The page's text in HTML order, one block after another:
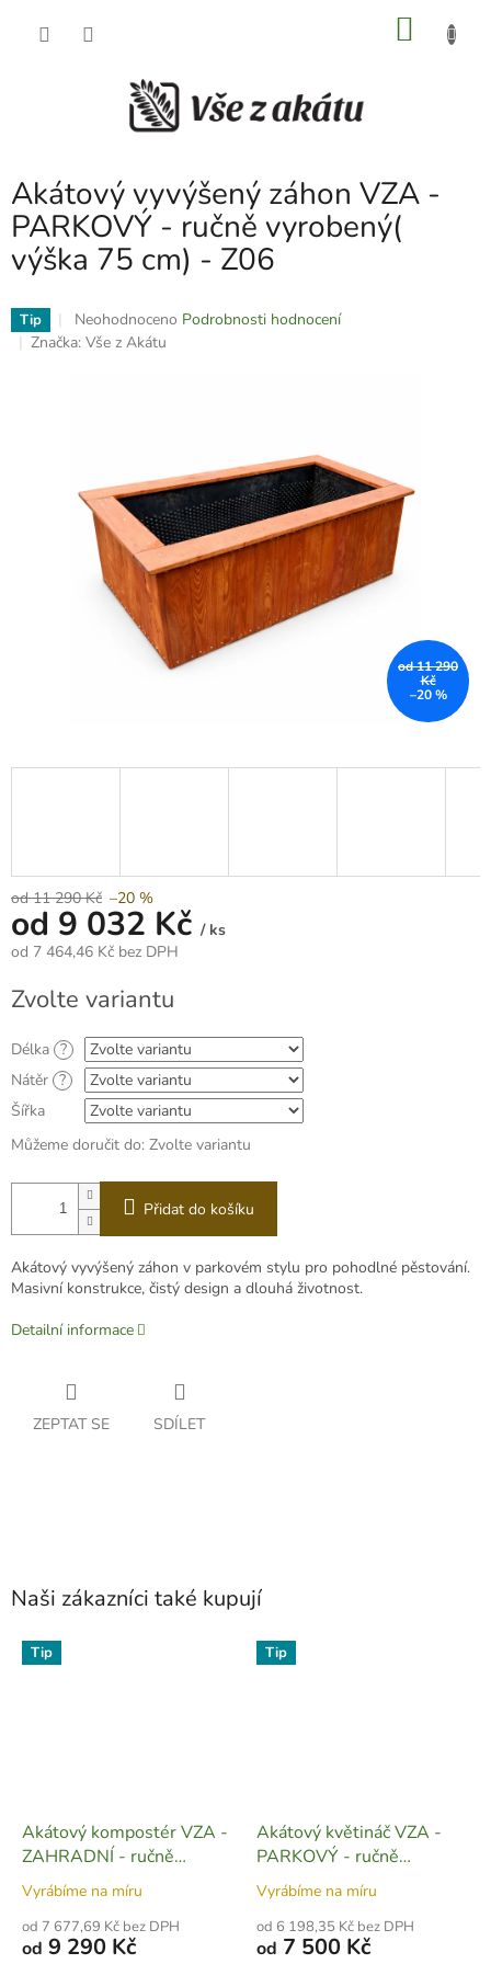
Akátový vyvýšený záhon VZA -
PARKOVÝ - ručně vyrobený(
výška 75 cm) - Z06
Tip
Průměrné
hodnocení
Neohodnoceno Podrobnosti hodnocení
Značka: Vše z Akátu
od 11 290
Kč
–20 %
od 11 290 Kč –20 %
od 9 032 Kč / ks
od 7 464,46 Kč bez DPH
cena:
Zvolte variantu
Délka ?
Nátěr ?
Šířka
Můžeme doručit do: Zvolte variantu
Přidat do košíku
Akátový vyvýšený záhon v parkovém stylu pro pohodlné pěstování.
Masivní konstrukce, čistý design a dlouhá životnost.
Detailní informace
ZEPTAT SE SDÍLET
Naši zákazníci také kupují
Tip
Akátový kompostér VZA -
ZAHRADNÍ - ručně
vyrobený - Z07
Vyrábíme na míru
od 7 677,69 Kč bez DPH
od 9 290 Kč
Tip
Akátový květináč VZA -
PARKOVÝ - ručně
vyrobený (výška 50 cm) -
Z02
Vyrábíme na míru
od 6 198,35 Kč bez DPH
od 7 500 Kč